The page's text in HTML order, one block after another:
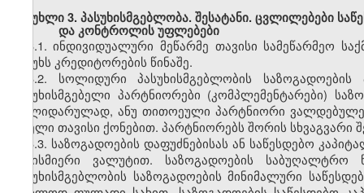
მუხლი 3. პასუხისმგებლობა. შესატანი. ცვლილებები
და კონტროლის უფლებები
3.1. ინდივიდუალური მეწარმე თავისი სამეწარმეო
პასუხს კრედიტორების წინაშე.
3.2. სოლიდური პასუხისმგებლობის
პასუხისმგებელი პარტნიორები (კომპლემენტარები)
სოლიდარულად, ანუ თითოეული პარტნიორი
მთელი თავისი ქონებით. პარტნიორებს შორის სხვაგვარი
3.3. საზოგადოების დაფუძნებისას ან საწესდებო
ნებისმიერი ვალუტით. საზოგადოების
პასუხისმგებლობის საზოგადოების მინიმალური